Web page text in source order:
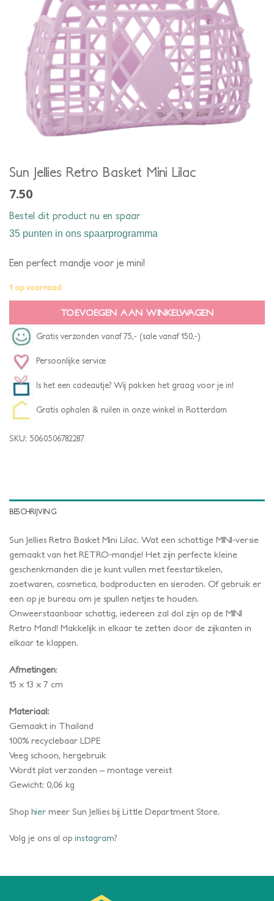
Sun Jellies Retro Basket Mini Lilac
7.50
Bestel dit product nu en spaar
35 punten in ons spaarprogramma
Een perfect mandje voor je mini!
1 op voorraad
TOEVOEGEN AAN WINKELWAGEN
Gratis verzonden vanaf 75,- (sale vanaf 150,-)
Persoonlijke service
Is het een cadeautje? Wij pakken het graag voor je in!
Gratis ophalen & ruilen in onze winkel in Rotterdam
SKU: 5060506782287
BESCHRIJVING
Sun Jellies Retro Basket Mini Lilac. Wat een schattige MINI-versie
gemaakt van het RETRO-mandje! Het zijn perfecte kleine
geschenkmanden die je kunt vullen met feestartikelen,
zoetwaren, cosmetica, badproducten en sieraden. Of gebruik er
een op je bureau om je spullen netjes te houden.
Onweerstaanbaar schattig, iedereen zal dol zijn op de MINI
Retro Mand! Makkelijk in elkaar te zetten door de zijkanten in
elkaar te klappen.
Afmetingen:
15 x 13 x 7 cm
Materiaal:
Gemaakt in Thailand
100% recyclebaar LDPE
Veeg schoon, hergebruik
Wordt plat verzonden – montage vereist
Gewicht: 0,06 kg
Shop hier meer Sun Jellies bij Little Department Store.
Volg je ons al op instagram?